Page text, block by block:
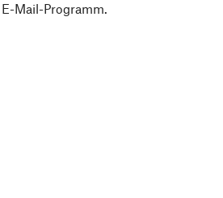
Mail-Programm.